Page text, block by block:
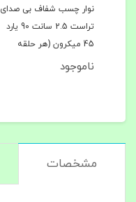
نوار چسب شفاف بی‌ صدای
تراست 2.5 سانت 90 یارد
45 میکرون (هر حلقه
72.000 تومان)
ناموجود
مشخصات